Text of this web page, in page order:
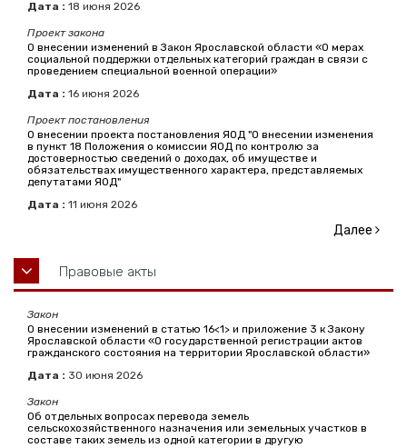
Дата : 18 июня 2026
Проект закона
О внесении изменений в Закон Ярославской области «О мерах
социальной поддержки отдельных категорий граждан в связи с
проведением специальной военной операции»
Дата : 16 июня 2026
Проект постановления
О внесении проекта постановления ЯОД "О внесении изменения
в пункт 18 Положения о комиссии ЯОД по контролю за
достоверностью сведений о доходах, об имуществе и
обязательствах имущественного характера, представляемых
депутатами ЯОД"
Дата : 11 июня 2026
Далее
Правовые акты
Закон
О внесении изменений в статью 16<1> и приложение 3 к Закону
Ярославской области «О государственной регистрации актов
гражданского состояния на территории Ярославской области»
Дата : 30 июня 2026
Закон
Об отдельных вопросах перевода земель
сельскохозяйственного назначения или земельных участков в
составе таких земель из одной категории в другую